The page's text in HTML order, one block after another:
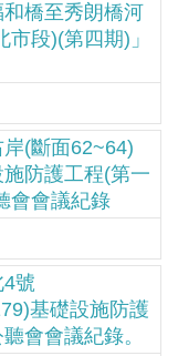
橋至秀朗橋河
段)(第四期)」
(斷面62~64)
防護工程(第一
會會議紀錄
號
基礎設施防護
會會議紀錄。